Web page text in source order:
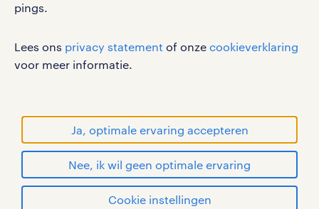
pings.
Lees ons privacy statement of onze cookieverklaring
voor meer informatie.
Ja, optimale ervaring accepteren
Nee, ik wil geen optimale ervaring
Cookie instellingen
cookies
handelsmerken van Randstad N.V.
© Randstad 2026